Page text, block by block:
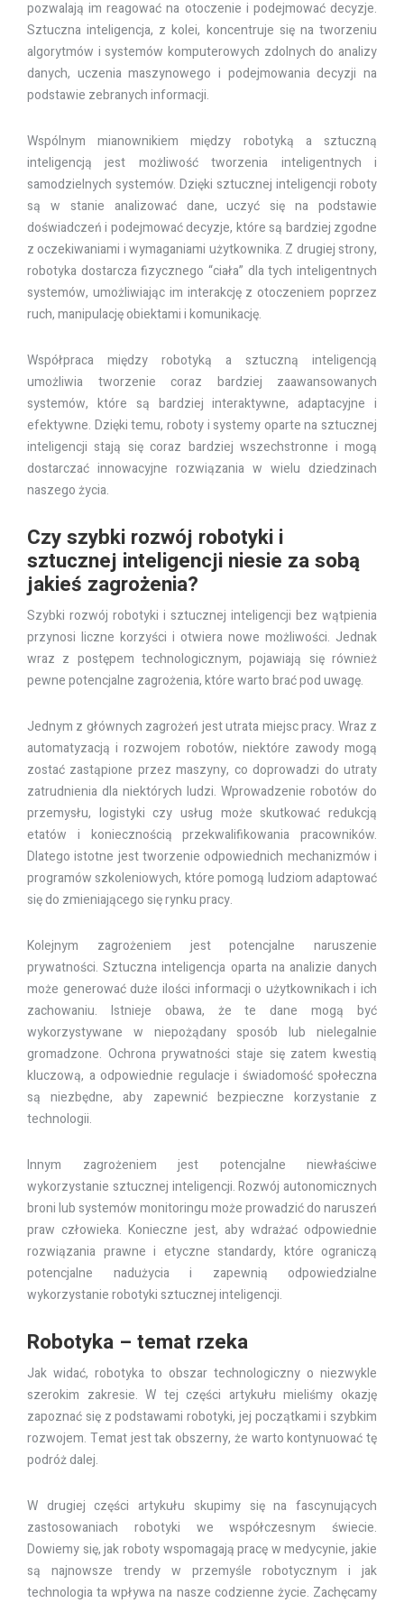
pozwalają im reagować na otoczenie i podejmować decyzje.
Sztuczna inteligencja, z kolei, koncentruje się na tworzeniu
algorytmów i systemów komputerowych zdolnych do analizy
danych, uczenia maszynowego i podejmowania decyzji na
podstawie zebranych informacji.
Wspólnym mianownikiem między robotyką a sztuczną
inteligencją jest możliwość tworzenia inteligentnych i
samodzielnych systemów. Dzięki sztucznej inteligencji roboty
są w stanie analizować dane, uczyć się na podstawie
doświadczeń i podejmować decyzje, które są bardziej zgodne
z oczekiwaniami i wymaganiami użytkownika. Z drugiej strony,
robotyka dostarcza fizycznego “ciała” dla tych inteligentnych
systemów, umożliwiając im interakcję z otoczeniem poprzez
ruch, manipulację obiektami i komunikację.
Współpraca między robotyką a sztuczną inteligencją
umożliwia tworzenie coraz bardziej zaawansowanych
systemów, które są bardziej interaktywne, adaptacyjne i
efektywne. Dzięki temu, roboty i systemy oparte na sztucznej
inteligencji stają się coraz bardziej wszechstronne i mogą
dostarczać innowacyjne rozwiązania w wielu dziedzinach
naszego życia.
Czy szybki rozwój robotyki i
sztucznej inteligencji niesie za sobą
jakieś zagrożenia?
Szybki rozwój robotyki i sztucznej inteligencji bez wątpienia
przynosi liczne korzyści i otwiera nowe możliwości. Jednak
wraz z postępem technologicznym, pojawiają się również
pewne potencjalne zagrożenia, które warto brać pod uwagę.
Jednym z głównych zagrożeń jest utrata miejsc pracy. Wraz z
automatyzacją i rozwojem robotów, niektóre zawody mogą
zostać zastąpione przez maszyny, co doprowadzi do utraty
zatrudnienia dla niektórych ludzi. Wprowadzenie robotów do
przemysłu, logistyki czy usług może skutkować redukcją
etatów i koniecznością przekwalifikowania pracowników.
Dlatego istotne jest tworzenie odpowiednich mechanizmów i
programów szkoleniowych, które pomogą ludziom adaptować
się do zmieniającego się rynku pracy.
Kolejnym zagrożeniem jest potencjalne naruszenie
prywatności. Sztuczna inteligencja oparta na analizie danych
może generować duże ilości informacji o użytkownikach i ich
zachowaniu. Istnieje obawa, że te dane mogą być
wykorzystywane w niepożądany sposób lub nielegalnie
gromadzone. Ochrona prywatności staje się zatem kwestią
kluczową, a odpowiednie regulacje i świadomość społeczna
są niezbędne, aby zapewnić bezpieczne korzystanie z
technologii.
Innym zagrożeniem jest potencjalne niewłaściwe
wykorzystanie sztucznej inteligencji. Rozwój autonomicznych
broni lub systemów monitoringu może prowadzić do naruszeń
praw człowieka. Konieczne jest, aby wdrażać odpowiednie
rozwiązania prawne i etyczne standardy, które ograniczą
potencjalne nadużycia i zapewnią odpowiedzialne
wykorzystanie robotyki sztucznej inteligencji.
Robotyka – temat rzeka
Jak widać, robotyka to obszar technologiczny o niezwykle
szerokim zakresie. W tej części artykułu mieliśmy okazję
zapoznać się z podstawami robotyki, jej początkami i szybkim
rozwojem. Temat jest tak obszerny, że warto kontynuować tę
podróż dalej.
W drugiej części artykułu skupimy się na fascynujących
zastosowaniach robotyki we współczesnym świecie.
Dowiemy się, jak roboty wspomagają pracę w medycynie, jakie
są najnowsze trendy w przemyśle robotycznym i jak
technologia ta wpływa na nasze codzienne życie. Zachęcamy